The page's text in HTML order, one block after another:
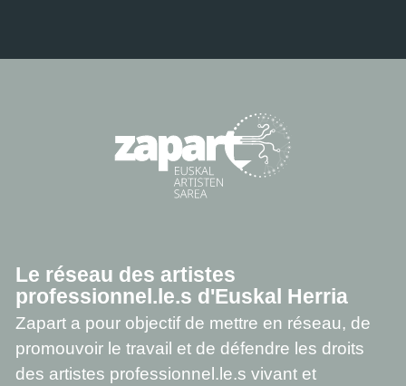
Le réseau des artistes
professionnel.le.s d'Euskal Herria
Zapart a pour objectif de mettre en réseau, de
promouvoir le travail et de défendre les droits
des artistes professionnel.le.s vivant et